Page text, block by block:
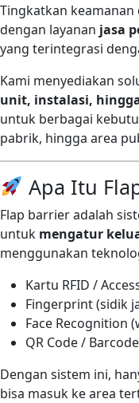
Tingkatkan
dengan layanan jasa
yang terintegrasi
Kami menyediakan
unit, instalasi,
untuk berbagai
pabrik, hingga area
Apa Itu
Flap barrier adalah
untuk mengatur
menggunakan
Kartu RFID /
Fingerprint (sidik
Face Recognition
QR Code / Barcode
Dengan sistem ini,
bisa masuk ke area